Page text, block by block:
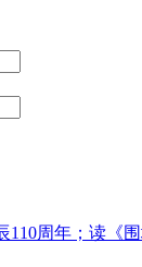
周年；读《